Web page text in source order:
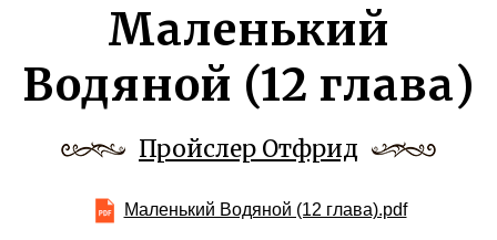
Маленький
Водяной (12 глава)
Пройслер Отфрид
Маленький Водяной (12 глава).pdf